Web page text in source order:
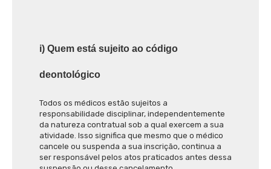
i) Quem está sujeito ao código
deontológico
Todos os médicos estão sujeitos a
responsabilidade disciplinar, independentemente
da natureza contratual sob a qual exercem a sua
atividade. Isso significa que mesmo que o médico
cancele ou suspenda a sua inscrição, continua a
ser responsável pelos atos praticados antes dessa